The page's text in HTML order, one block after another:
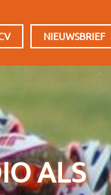
NIEUWSBRIEF
ALS